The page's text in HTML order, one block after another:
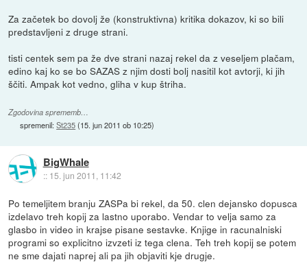
Za začetek bo dovolj že (konstruktivna) kritika dokazov, ki so bili
predstavljeni z druge strani.
tisti centek sem pa že dve strani nazaj rekel da z veseljem plačam,
edino kaj ko se bo SAZAS z njim dosti bolj nasitil kot avtorji, ki jih
ščiti. Ampak kot vedno, gliha v kup štriha.
Zgodovina sprememb…
spremenil:St235(15. jun 2011 ob 10:25)
BigWhale
:: 15. jun 2011, 11:42
Po temeljitem branju ZASPa bi rekel, da 50. clen dejansko dopusca
izdelavo treh kopij za lastno uporabo. Vendar to velja samo za
glasbo in video in krajse pisane sestavke. Knjige in racunalniski
programi so explicitno izvzeti iz tega clena. Teh treh kopij se potem
ne sme dajati naprej ali pa jih objaviti kje drugje.